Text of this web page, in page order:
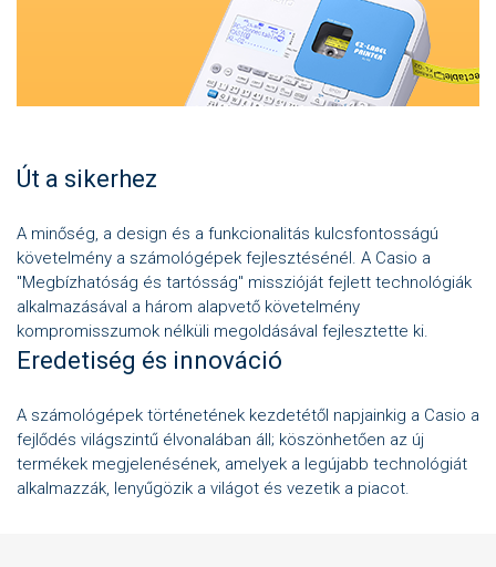
Út a sikerhez
A minőség, a design és a funkcionalitás kulcsfontosságú
követelmény a számológépek fejlesztésénél. A Casio a
"Megbízhatóság és tartósság" misszióját fejlett technológiák
alkalmazásával a három alapvető követelmény
kompromisszumok nélküli megoldásával fejlesztette ki.
Eredetiség és innováció
A számológépek történetének kezdetétől napjainkig a Casio a
fejlődés világszintű élvonalában áll; köszönhetően az új
termékek megjelenésének, amelyek a legújabb technológiát
alkalmazzák, lenyűgözik a világot és vezetik a piacot.